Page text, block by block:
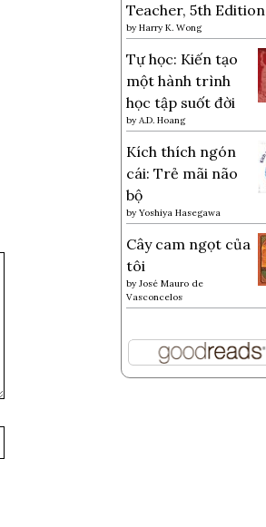
Teacher, 5th Edition
by Harry K. Wong
Tự học: Kiến tạo
một hành trình
học tập suốt đời
by A.D. Hoang
Kích thích ngón
cái: Trẻ mãi não
bộ
by Yoshiya Hasegawa
Cây cam ngọt của
tôi
by José Mauro de
Vasconcelos